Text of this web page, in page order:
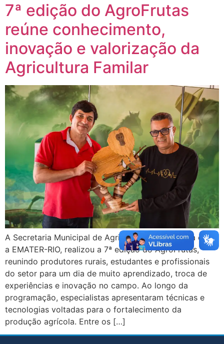
7ª edição do AgroFrutas
reúne conhecimento,
inovação e valorização da
Agricultura Familar
A Secretaria Municipal de Agricultura, em parceria com
a EMATER-RIO, realizou a 7ª edição do AgroFrutas,
reunindo produtores rurais, estudantes e profissionais
do setor para um dia de muito aprendizado, troca de
experiências e inovação no campo. Ao longo da
programação, especialistas apresentaram técnicas e
tecnologias voltadas para o fortalecimento da
produção agrícola. Entre os […]